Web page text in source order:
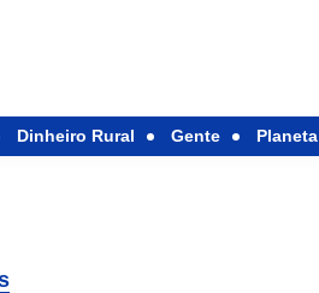
Dinheiro Rural Gente Planeta